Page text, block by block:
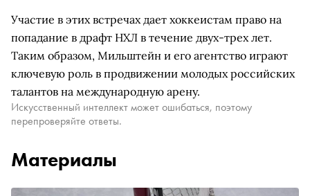
Участие в этих встречах дает хоккеистам право на
попадание в драфт НХЛ в течение двух-трех лет.
Таким образом, Мильштейн и его агентство играют
ключевую роль в продвижении молодых российских
талантов на международную арену.
Искусственный интеллект может ошибаться, поэтому
перепроверяйте ответы.
Материалы